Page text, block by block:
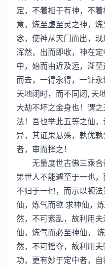
定，不着相于有神，不
意，炼至虚至灵之神，
念，使神从天门而出，
浑然，出而即收，神在
中，始而由近及远，渐
而去，一得永得，一证永
天地闭时，而不同闭, 天
大劫不坏之金身也！谓
法！吾也举此五等之仙
异，其证果悬殊，孰优
者，审而择之！
无量度世古佛三乘合
第世人不能遽至于一也
不归于一也，而示以顿
仙，炼气而欲 求神仙，
然，不可紊乱，故利用
仙，炼气而必至神仙，
然，不可摇夺，故利用
功，更有妙于定中者，